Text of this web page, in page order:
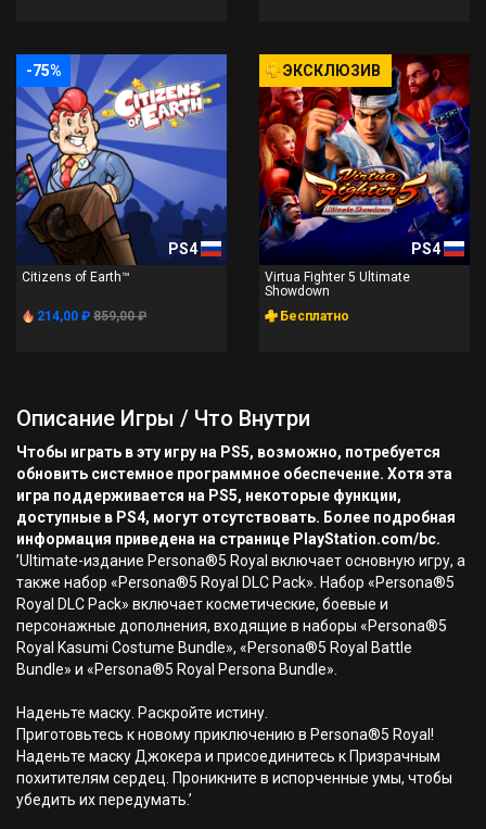
-75%
PS4
Citizens of Earth™
214,00 ₽ 859,00 ₽
ЭКСКЛЮЗИВ
PS4
Virtua Fighter 5 Ultimate
Showdown
Бесплатно
Описание Игры / Что Внутри
Чтобы играть в эту игру на PS5, возможно, потребуется
обновить системное программное обеспечение. Хотя эта
игра поддерживается на PS5, некоторые функции,
доступные в PS4, могут отсутствовать. Более подробная
информация приведена на странице PlayStation.com/bc.
’Ultimate-издание Persona®5 Royal включает основную игру, а
также набор «Persona®5 Royal DLC Pack». Набор «Persona®5
Royal DLC Pack» включает косметические, боевые и
персонажные дополнения, входящие в наборы «Persona®5
Royal Kasumi Costume Bundle», «Persona®5 Royal Battle
Bundle» и «Persona®5 Royal Persona Bundle».
Наденьте маску. Раскройте истину.
Приготовьтесь к новому приключению в Persona®5 Royal!
Наденьте маску Джокера и присоединитесь к Призрачным
похитителям сердец. Проникните в испорченные умы, чтобы
убедить их передумать.’